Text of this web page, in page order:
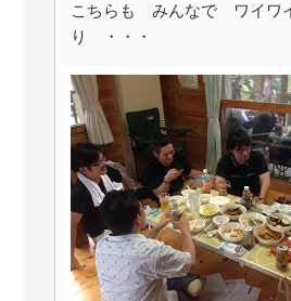
こちらも みんなで ワイワ
り ・・・